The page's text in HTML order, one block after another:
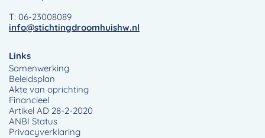
T: 06-23008089
info@stichtingdroomhuishw.nl
Links
Samenwerking
Beleidsplan
Akte van oprichting
Financieel
Artikel AD 28-2-2020
ANBI Status
Privacyverklaring